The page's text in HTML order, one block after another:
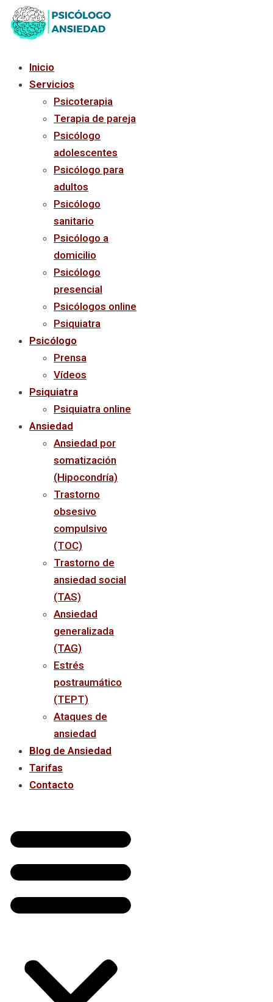
al
contenido
Inicio
Servicios
Psicoterapia
Terapia de pareja
Psicólogo
adolescentes
Psicólogo para
adultos
Psicólogo
sanitario
Psicólogo a
domicilio
Psicólogo
presencial
Psicólogos online
Psiquiatra
Psicólogo
Prensa
Vídeos
Psiquiatra
Psiquiatra online
Ansiedad
Ansiedad por
somatización
(Hipocondría)
Trastorno
obsesivo
compulsivo
(TOC)
Trastorno de
ansiedad social
(TAS)
Ansiedad
generalizada
(TAG)
Estrés
postraumático
(TEPT)
Ataques de
ansiedad
Blog de Ansiedad
Tarifas
Contacto